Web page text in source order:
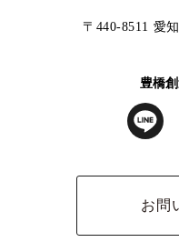
〒440-8511 愛
豊橋
お問